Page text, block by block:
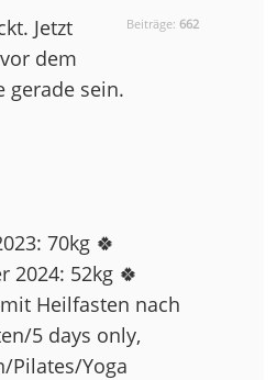
Beiträge:662
Jetzt
dem
gerade sein.
70kg 🍀
2024: 52kg 🍀
Heilfasten nach
5 days only,
Pilates/Yoga